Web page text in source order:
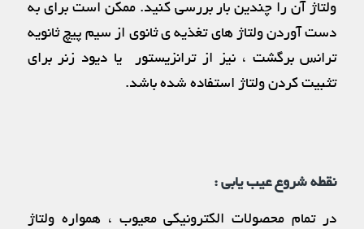
ولتاژ آن را چندین بار بررسی کنید. ممکن است برای به
دست آوردن ولتاژ های تغذیه ی ثانوی از سیم پیچ ثانویه
ترانس برگشت ، نیز از ترانزیستور یا دیود زنر برای
تثبیت کردن ولتاژ استفاده شده باشد.
نقطه شروع عیب یابی :
در تمام محصولات الکترونیکی معیوب ، همواره ولتاژ